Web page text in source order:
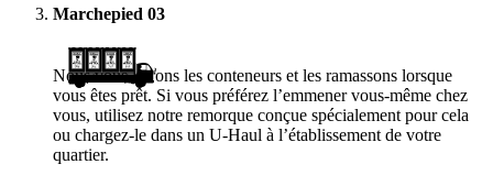
Marchepied 03
Nous vous livrons les conteneurs et les ramassons lorsque
vous êtes prêt. Si vous préférez l’emmener vous-même chez
vous, utilisez notre remorque conçue spécialement pour cela
ou chargez-le dans un U-Haul à l’établissement de votre
quartier.